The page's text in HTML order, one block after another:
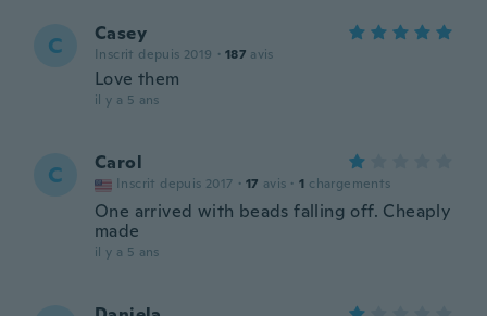
C Casey
Inscrit depuis 2019 · 187 avis
Love them
il y a 5 ans
C Carol
Inscrit depuis 2017 · 17 avis · 1 chargements
One arrived with beads falling off. Cheaply
made
il y a 5 ans